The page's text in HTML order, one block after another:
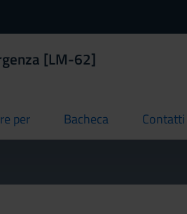
[LM-62]
per Bacheca
current Contatti
current